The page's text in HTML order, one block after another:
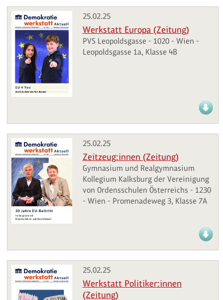
25.02.25
Werkstatt Europa (Zeitung)
PVS Leopoldsgasse - 1020 - Wien -
Leopoldsgasse 1a, Klasse 4B
25.02.25
Zeitzeug:innen (Zeitung)
Gymnasium und Realgymnasium
Kollegium Kalksburg der Vereinigung
von Ordensschulen Österreichs - 1230
- Wien - Promenadeweg 3, Klasse 7A
25.02.25
Werkstatt Politiker:innen
(Zeitung)